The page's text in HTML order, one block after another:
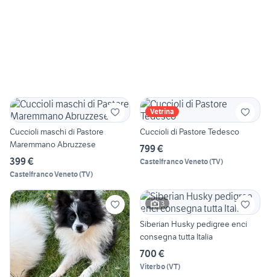
Cuccioli maschi di Pastore
Maremmano Abruzzese
399 €
Castelfranco Veneto(TV)
Vetrina
Cuccioli di Pastore Tedesco
799 €
Castelfranco Veneto(TV)
3
Siberian Husky pedigree enci
consegna tutta Italia
700 €
Viterbo(VT)